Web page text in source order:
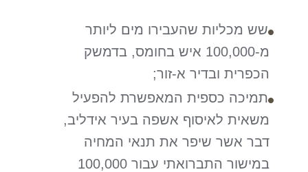
שש מכליות שהעבירו מים ליותר
מ-100,000 איש בחומס, בדמשק
הכפרית ובדיר א-זור;
תמיכה כספית המאפשרת להפעיל
משאית לאיסוף אשפה בעיר אידליב,
דבר אשר שיפר את תנאי המחיה
במישור התברואתי עבור 100,000